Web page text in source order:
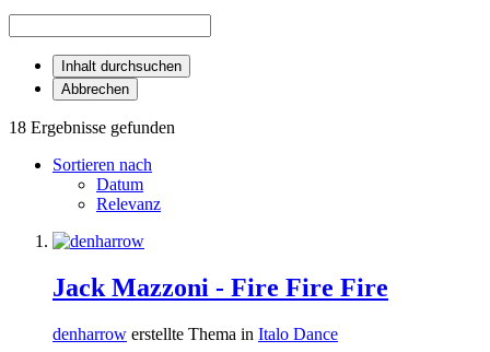
Inhalt durchsuchen
Abbrechen
18 Ergebnisse gefunden
Sortieren nach
Datum
Relevanz
Jack Mazzoni - Fire Fire Fire
denharrow erstellte Thema in Italo Dance